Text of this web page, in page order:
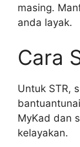
masing.
anda layak.
Cara
Untuk STR,
MyKad dan
kelayakan.